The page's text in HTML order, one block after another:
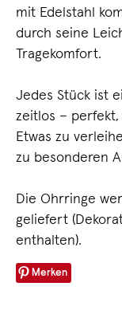
mit Edelstahl
durch seine
Tragekomfort.
Jedes Stück ist
zeitlos –
Etwas zu
zu besonderen
Die Ohrringe
geliefert
enthalten).
Merken